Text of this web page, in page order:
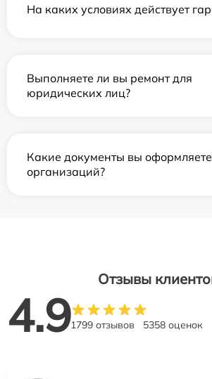
На каких условиях действует
Выполняете ли вы ремонт для
юридических лиц?
Какие документы вы
организаций?
Отзывы
4.91799 отзывов 5358 оценок